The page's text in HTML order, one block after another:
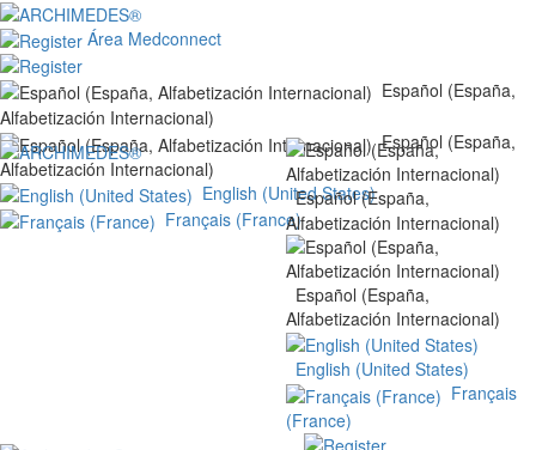
Área Medconnect
Español (España,
Alfabetización Internacional)
Español (España,
Alfabetización Internacional)
English (United States)
Français (France)
Español (España,
Alfabetización Internacional)
Español (España,
Alfabetización Internacional)
English (United States)
Français
(France)